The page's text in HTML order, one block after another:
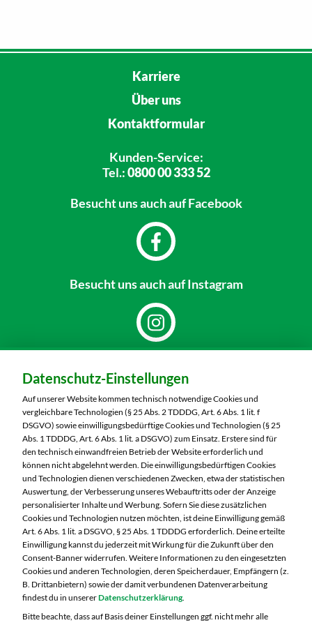
Karriere
Über uns
Kontaktformular
Kunden-Service:
Tel.:0800 00 333 52
Besucht unsauch auf Facebook
Besucht unsauch auf Instagram
MARKTKAUF Nürnberg-Thon
Wilhelmshavener Straße 15
90425 Nürnberg
Telefon:0911 93460
Markt ändern
Öffnungszeiten diese Woche:
Mo:
07:00 – 20:00 Uhr
Di:
07:00 – 20:00 Uhr
Mi:
07:00 – 20:00 Uhr
Do:
07:00 – 20:00 Uhr
Fr:
07:00 – 20:00 Uhr
Datenschutz-Einstellungen
Auf unserer Website kommen technisch notwendige Cookies und
vergleichbare Technologien (§ 25 Abs. 2 TDDDG, Art. 6 Abs. 1 lit. f
DSGVO) sowie einwilligungsbedürftige Cookies und Technologien (§ 25
Abs. 1 TDDDG, Art. 6 Abs. 1 lit. a DSGVO) zum Einsatz. Erstere sind für
den technisch einwandfreien Betrieb der Website erforderlich und
können nicht abgelehnt werden. Die einwilligungsbedürftigen Cookies
und Technologien dienen verschiedenen Zwecken, etwa der statistischen
Auswertung, der Verbesserung unseres Webauftritts oder der Anzeige
personalisierter Inhalte und Werbung. Sofern Sie diese zusätzlichen
Cookies und Technologien nutzen möchten, ist deine Einwilligung gemäß
Art. 6 Abs. 1 lit. a DSGVO, § 25 Abs. 1 TDDDG erforderlich. Deine erteilte
Einwilligung kannst du jederzeit mit Wirkung für die Zukunft über den
Consent-Banner widerrufen. Weitere Informationen zu den eingesetzten
Cookies und anderen Technologien, deren Speicherdauer, Empfängern (z.
B. Drittanbietern) sowie der damit verbundenen Datenverarbeitung
findest du in unsererDatenschutzerklärung.
Bitte beachte, dass auf Basis deiner Einstellungen ggf. nicht mehr alle